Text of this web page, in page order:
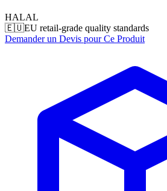
HALAL
🇪🇺EU retail-grade quality standards
Demander un Devis pour Ce Produit